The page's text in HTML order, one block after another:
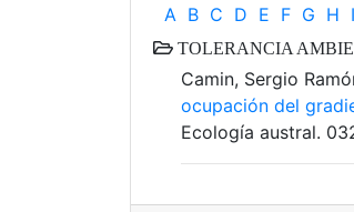
A B C D E F G H I
TOLERANCIA
Camin, Sergio
ocupación del
Ecología austral.